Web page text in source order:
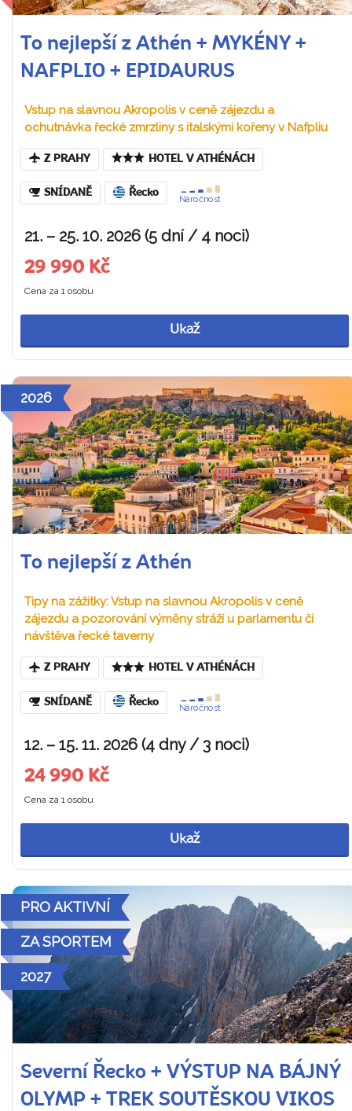
To nejlepší z Athén + MYKÉNY +
NAFPLIO + EPIDAURUS
Vstup na slavnou Akropolis v ceně zájezdu a
ochutnávka řecké zmrzliny s italskými kořeny v Nafpliu
Z PRAHY HOTEL V ATHÉNÁCH
SNÍDANĚ Řecko
Náročnost
21. – 25. 10. 2026 (5 dní / 4 noci)
29 990 Kč
Cena za 1 osobu
Ukaž
2026
To nejlepší z Athén
Tipy na zážitky: Vstup na slavnou Akropolis v ceně
zájezdu a pozorování výměny stráží u parlamentu či
návštěva řecké taverny
Z PRAHY HOTEL V ATHÉNÁCH
SNÍDANĚ Řecko
Náročnost
12. – 15. 11. 2026 (4 dny / 3 noci)
24 990 Kč
Cena za 1 osobu
Ukaž
PRO AKTIVNÍ
ZA SPORTEM
2027
Severní Řecko + VÝSTUP NA BÁJNÝ
OLYMP + TREK SOUTĚSKOU VIKOS